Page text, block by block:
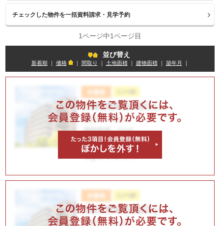
1ページ中1ページ目
並び替え
新着順｜ 価格 ｜ 間取り 土地面積｜ 建物面積｜ 築年月